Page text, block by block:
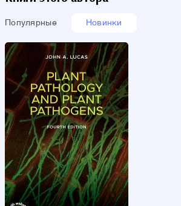
Популярные Новинки